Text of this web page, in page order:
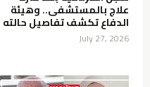
علاج بالمستشفى.. وهيئة
الدفاع تكشف تفاصيل حالته
July 27, 2026